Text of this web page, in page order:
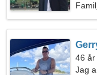
46 år
Jag